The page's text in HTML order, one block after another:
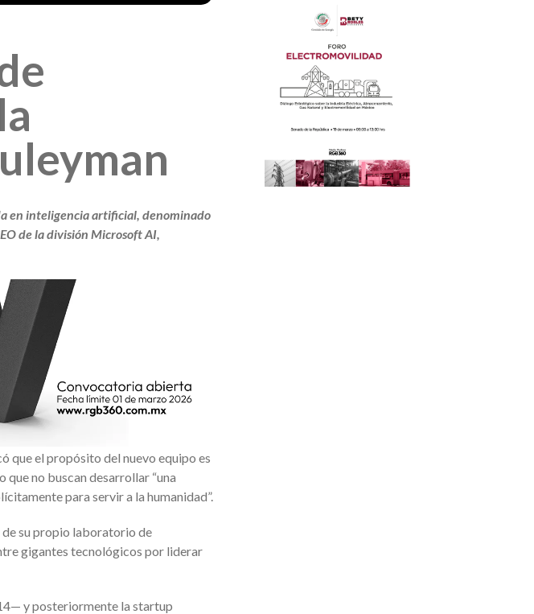
en inteligencia artificial, denominado
de la división Microsoft AI,
que el propósito del nuevo equipo es
no buscan desarrollar “una
para servir a la humanidad”.
de su propio laboratorio de
gigantes tecnológicos por liderar
y posteriormente la startup